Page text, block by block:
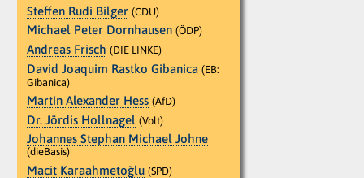
Steffen Rudi Bilger (CDU)
Michael Peter Dornhausen (ÖDP)
Andreas Frisch (DIE LINKE)
David Joaquim Rastko Gibanica (EB:
Gibanica)
Martin Alexander Hess (AfD)
Dr. Jördis Hollnagel (Volt)
Johannes Stephan Michael Johne
(dieBasis)
Macit Karaahmetoǧlu (SPD)